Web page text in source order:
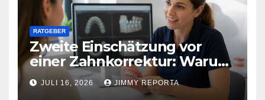
RATGEBER
Zweite Einschätzung vor
einer Zahnkorrektur: Warum
sich ein weiterer Blick lohnen
kann
JULI 16, 2026 JIMMY REPORTA